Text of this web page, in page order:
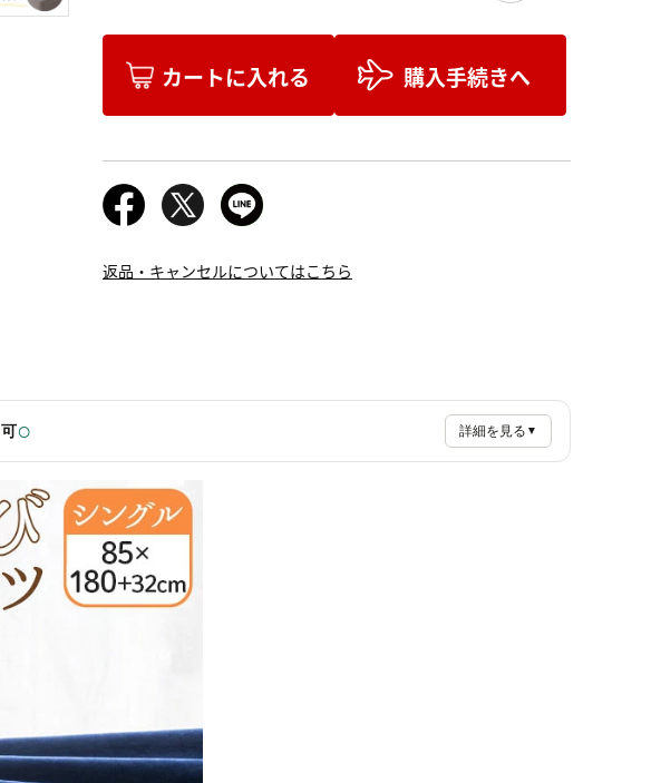
カートに入れる 購入手続きへ
返品・キャンセルについてはこちら
可○ 詳細を見る ▼